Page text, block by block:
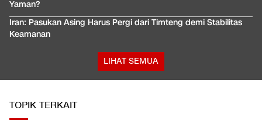
Yaman?
Iran: Pasukan Asing Harus Pergi dari Timteng demi Stabilitas
Keamanan
LIHAT SEMUA
TOPIK TERKAIT